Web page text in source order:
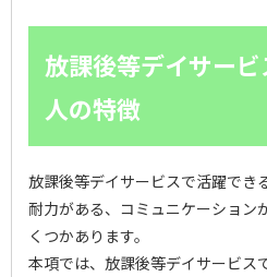
放課後等デイサー
人の特徴
放課後等デイサービスで活躍でき
耐力がある、コミュニケーション
くつかあります。
本項では、放課後等デイサービス